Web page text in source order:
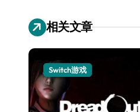
相关文章
Switch游戏